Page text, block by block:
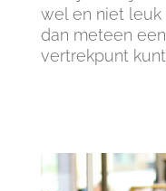
wel en niet leuk
dan meteen
vertrekpunt